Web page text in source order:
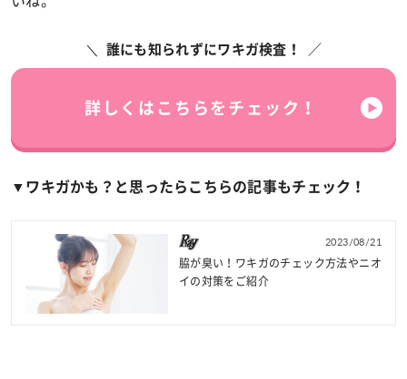
誰にも知られずにワキガ検査！
詳しくはこちらをチェック！
▼ワキガかも？と思ったらこちらの記事もチェック！
2023/08/21
脇が臭い！ワキガのチェック方法やニオ
イの対策をご紹介